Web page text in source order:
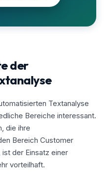
der
Textanalyse
Bereiche interessant.
die ihre
Bereich Customer
der Einsatz einer
vorteilhaft.